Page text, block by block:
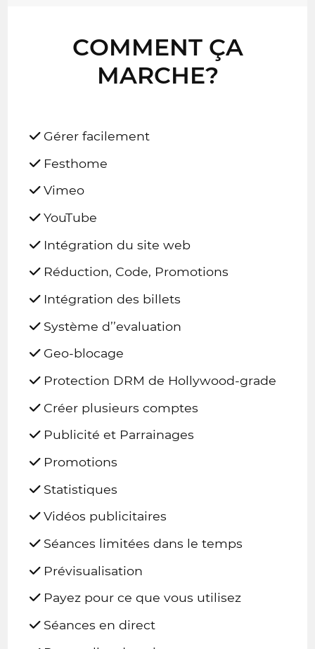
COMMENT ÇA
MARCHE?
Gérer facilement
Festhome
Vimeo
YouTube
Intégration du site web
Réduction, Code, Promotions
Intégration des billets
Système d’’evaluation
Geo-blocage
Protection DRM de Hollywood-grade
Créer plusieurs comptes
Publicité et Parrainages
Promotions
Statistiques
Vidéos publicitaires
Séances limitées dans le temps
Prévisualisation
Payez pour ce que vous utilisez
Séances en direct